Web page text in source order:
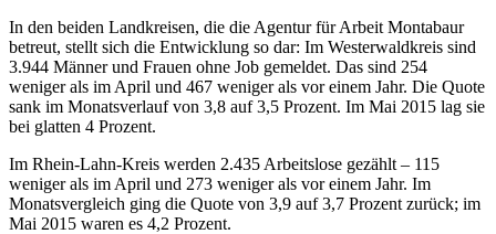
In den beiden Landkreisen, die die Agentur für Arbeit Montabaur
betreut, stellt sich die Entwicklung so dar: Im Westerwaldkreis sind
3.944 Männer und Frauen ohne Job gemeldet. Das sind 254
weniger als im April und 467 weniger als vor einem Jahr. Die Quote
sank im Monatsverlauf von 3,8 auf 3,5 Prozent. Im Mai 2015 lag sie
bei glatten 4 Prozent.
Im Rhein-Lahn-Kreis werden 2.435 Arbeitslose gezählt – 115
weniger als im April und 273 weniger als vor einem Jahr. Im
Monatsvergleich ging die Quote von 3,9 auf 3,7 Prozent zurück; im
Mai 2015 waren es 4,2 Prozent.